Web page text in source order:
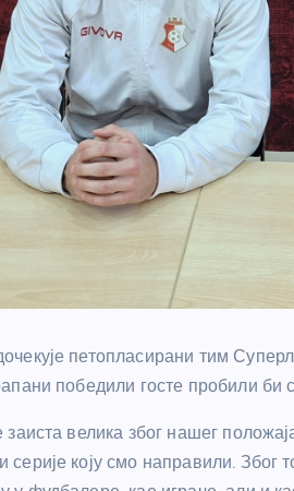
петопласирани тим
победили госте пробили би
заиста велика због нашег
коју смо направили. Због